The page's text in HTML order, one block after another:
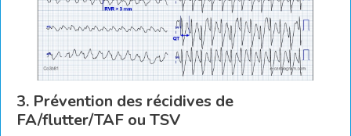
3. Prévention des récidives de
FA/flutter/TAF ou TSV